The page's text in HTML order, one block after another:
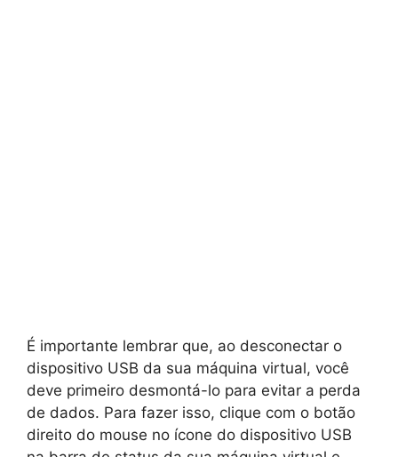
É importante lembrar que, ao desconectar o
dispositivo USB da sua máquina virtual, você
deve primeiro desmontá-lo para evitar a perda
de dados. Para fazer isso, clique com o botão
direito do mouse no ícone do dispositivo USB